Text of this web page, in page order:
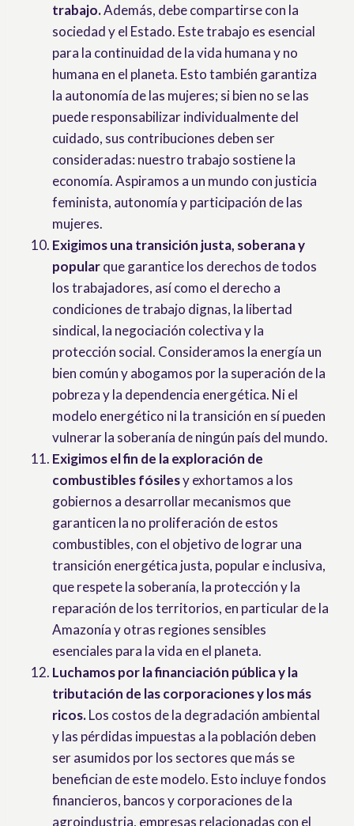
trabajo.Además, debe compartirse con la
sociedad y el Estado. Este trabajo es esencial
para la continuidad de la vida humana y no
humana en el planeta. Esto también garantiza
la autonomía de las mujeres; si bien no se las
puede responsabilizar individualmente del
cuidado, sus contribuciones deben ser
consideradas: nuestro trabajo sostiene la
economía. Aspiramos a un mundo con justicia
feminista, autonomía y participación de las
mujeres.
Exigimos una transición justa, soberana y
popularque garantice los derechos de todos
los trabajadores, así como el derecho a
condiciones de trabajo dignas, la libertad
sindical, la negociación colectiva y la
protección social. Consideramos la energía un
bien común y abogamos por la superación de la
pobreza y la dependencia energética. Ni el
modelo energético ni la transición en sí pueden
vulnerar la soberanía de ningún país del mundo.
Exigimos el fin de la exploración de
combustibles fósilesy exhortamos a los
gobiernos a desarrollar mecanismos que
garanticen la no proliferación de estos
combustibles, con el objetivo de lograr una
transición energética justa, popular e inclusiva,
que respete la soberanía, la protección y la
reparación de los territorios, en particular de la
Amazonía y otras regiones sensibles
esenciales para la vida en el planeta.
Luchamos por la financiación pública y la
tributación de las corporaciones y los más
ricos.Los costos de la degradación ambiental
y las pérdidas impuestas a la población deben
ser asumidos por los sectores que más se
benefician de este modelo. Esto incluye fondos
financieros, bancos y corporaciones de la
agroindustria, empresas relacionadas con el